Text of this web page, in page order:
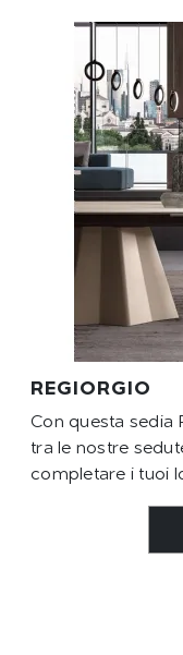
REGIORGIO
Con questa sedia
tra le nostre
completare i tuoi